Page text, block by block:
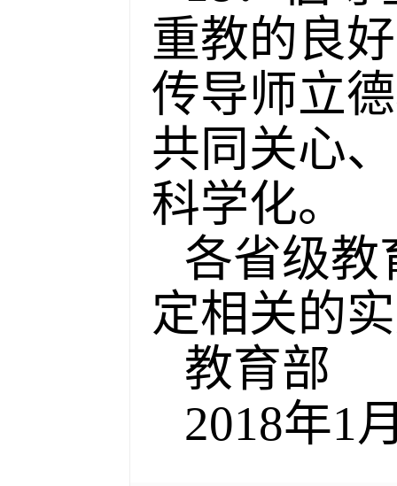
重教的良
传导师立
共同关心
科学化。
各省级教
定相关的
教育部
2018年1